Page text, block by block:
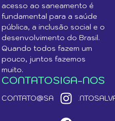
acesso ao saneamento é
fundamental para a saúde
pública, a inclusão social e o
desenvolvimento do Brasil.
Quando todos fazem um
pouco, juntos fazemos
muito.
CONTATOSIGA-NOS